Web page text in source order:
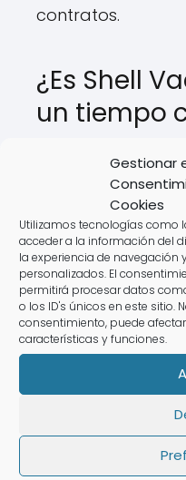
Gestionar
Cookies
Utilizamos tecnologías como
acceder a la información del
la experiencia de
personalizados. El
permitirá procesar datos
o los ID's únicos en este sitio.
consentimiento, puede
características y funciones.
contratos.
¿Es Shell
un tiempo
Shell Vacations
club de
modelo de
a sus miembros
alojamiento en
turísticos. Sin
casos, es
consumidores
términos del
en caso de que
Los miembros